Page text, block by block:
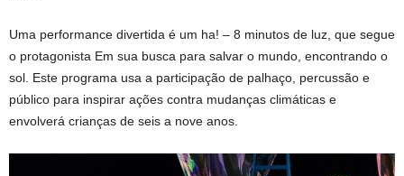
Uma performance divertida é um ha! – 8 minutos de luz, que segue
o protagonista Em sua busca para salvar o mundo, encontrando o
sol. Este programa usa a participação de palhaço, percussão e
público para inspirar ações contra mudanças climáticas e
envolverá crianças de seis a nove anos.